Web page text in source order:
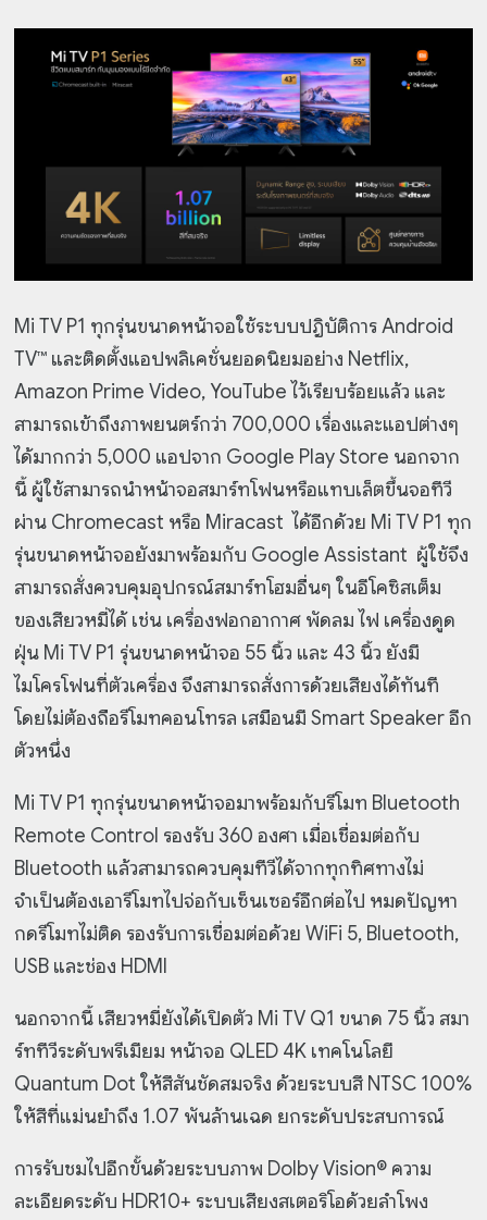
Mi TV P1 ทุกรุ่นขนาดหน้าจอใช้ระบบปฎิบัติการ Android
TV™ และติดตั้งแอปพลิเคชั่นยอดนิยมอย่าง Netflix,
Amazon Prime Video, YouTube ไว้เรียบร้อยแล้ว และ
สามารถเข้าถึงภาพยนตร์กว่า 700,000 เรื่องและแอปต่างๆ
ได้มากกว่า 5,000 แอปจาก Google Play Store นอกจาก
นี้ ผู้ใช้สามารถนำหน้าจอสมาร์ทโฟนหรือแทบเล็ตขึ้นจอทีวี
ผ่าน Chromecast หรือ Miracast ได้อีกด้วย Mi TV P1 ทุก
รุ่นขนาดหน้าจอยังมาพร้อมกับ Google Assistant ผู้ใช้จึง
สามารถสั่งควบคุมอุปกรณ์สมาร์ทโฮมอื่นๆ ในอีโคซิสเต็ม
ของเสียวหมี่ได้ เช่น เครื่องฟอกอากาศ พัดลม ไฟ เครื่องดูด
ฝุ่น Mi TV P1 รุ่นขนาดหน้าจอ 55 นิ้ว และ 43 นิ้ว ยังมี
ไมโครโฟนที่ตัวเครื่อง จึงสามารถสั่งการด้วยเสียงได้ทันที
โดยไม่ต้องถือรีโมทคอนโทรล เสมือนมี Smart Speaker อีก
ตัวหนึ่ง
Mi TV P1 ทุกรุ่นขนาดหน้าจอมาพร้อมกับรีโมท Bluetooth
Remote Control รองรับ 360 องศา เมื่อเชื่อมต่อกับ
Bluetooth แล้วสามารถควบคุมทีวีได้จากทุกทิศทางไม่
จำเป็นต้องเอารีโมทไปจ่อกับเซ็นเซอร์อีกต่อไป หมดปัญหา
กดรีโมทไม่ติด รองรับการเชื่อมต่อด้วย WiFi 5, Bluetooth,
USB และช่อง HDMI
นอกจากนี้ เสียวหมี่ยังได้เปิดตัว Mi TV Q1 ขนาด 75 นิ้ว สมา
ร์ททีวีระดับพรีเมียม หน้าจอ QLED 4K เทคโนโลยี
Quantum Dot ให้สีสันชัดสมจริง ด้วยระบบสี NTSC 100%
ให้สีที่แม่นยำถึง 1.07 พันล้านเฉด ยกระดับประสบการณ์
การรับชมไปอีกขั้นด้วยระบบภาพ Dolby Vision®️ ความ
ละเอียดระดับ HDR10+ ระบบเสียงสเตอริโอด้วยลำโพง